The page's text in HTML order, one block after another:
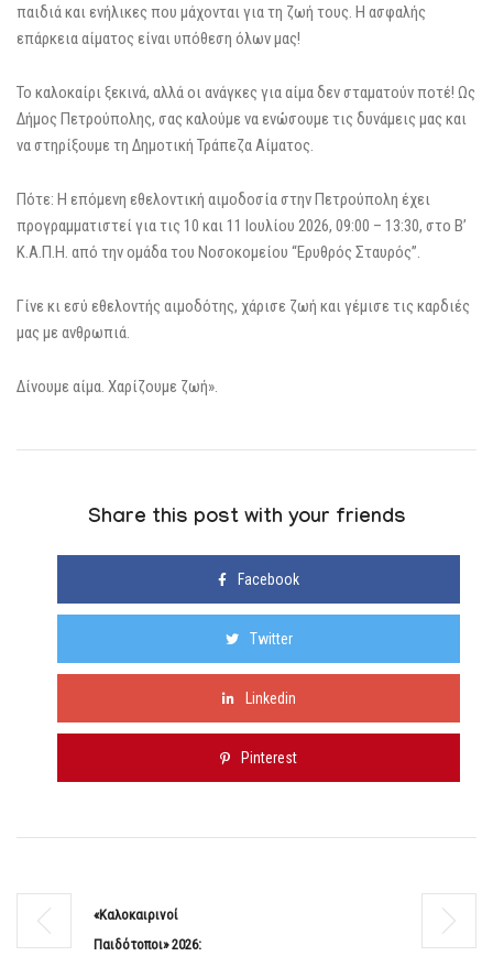
παιδιά και ενήλικες που μάχονται για τη ζωή τους. Η ασφαλής
επάρκεια αίματος είναι υπόθεση όλων μας!
Το καλοκαίρι ξεκινά, αλλά οι ανάγκες για αίμα δεν σταματούν ποτέ! Ως
Δήμος Πετρούπολης, σας καλούμε να ενώσουμε τις δυνάμεις μας και
να στηρίξουμε τη Δημοτική Τράπεζα Αίματος.
Πότε: Η επόμενη εθελοντική αιμοδοσία στην Πετρούπολη έχει
προγραμματιστεί για τις 10 και 11 Ιουλίου 2026, 09:00 – 13:30, στο Β’
Κ.Α.Π.Η. από την ομάδα του Νοσοκομείου “Ερυθρός Σταυρός”.
Γίνε κι εσύ εθελοντής αιμοδότης, χάρισε ζωή και γέμισε τις καρδιές
μας με ανθρωπιά.
Δίνουμε αίμα. Χαρίζουμε ζωή».
Share this post with your friends
Facebook
Twitter
Linkedin
Pinterest
«Καλοκαιρινοί
Παιδότοποι» 2026: